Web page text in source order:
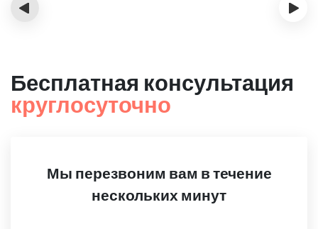
‹ ›
Бесплатная консультация
круглосуточно
Мы перезвоним вам в течение
нескольких минут